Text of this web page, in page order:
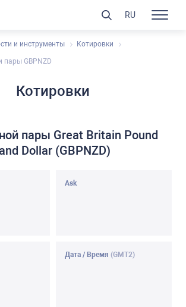
и инструменты Котировки
пары GBPNZD
Котировки
пары Great Britain Pound
Dollar (GBPNZD)
Ask
Дата / Время (GMT2)
RU